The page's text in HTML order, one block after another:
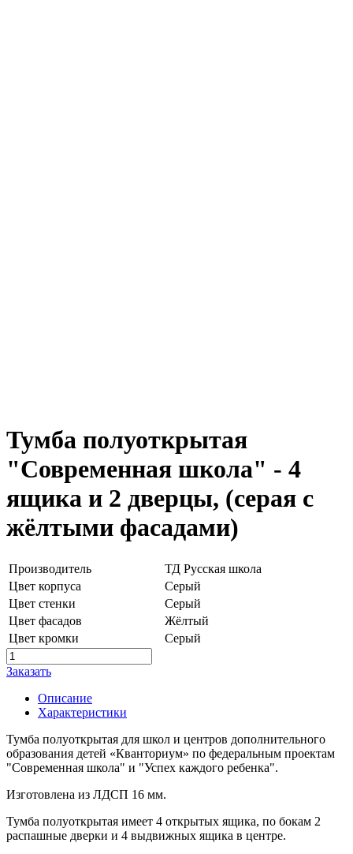
Тумба полуоткрытая
"Современная школа" - 4
ящика и 2 дверцы, (серая с
жёлтыми фасадами)
Производитель
ТД Русская школа
Цвет корпуса
Серый
Цвет стенки
Серый
Цвет фасадов
Жёлтый
Цвет кромки
Серый
Заказать
Описание
Характеристики
Тумба полуоткрытая для школ и центров дополнительного
образования детей «Кванториум» по федеральным проектам
"Современная школа" и "Успех каждого ребенка".
Изготовлена из ЛДСП 16 мм.
Тумба полуоткрытая имеет 4 открытых ящика, по бокам 2
распашные дверки и 4 выдвижных ящика в центре.